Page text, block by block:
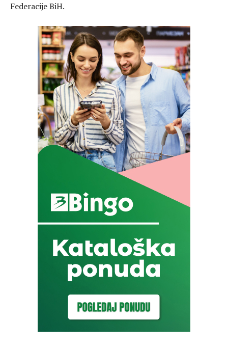
Federacije BiH.